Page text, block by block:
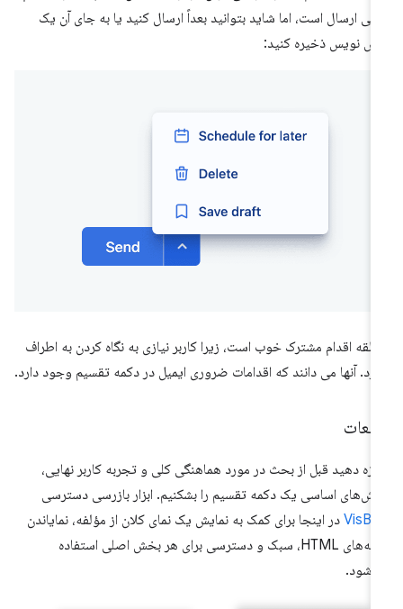
ارسال است، اما شاید بتوانید بعداً ارسال کنید یا به جای آن یک
نویس ذخیره کنید:
اقدام مشترک خوب است، زیرا کاربر نیازی به نگاه کردن به اطراف
آنها می دانند که اقدامات ضروری ایمیل در دکمه تقسیم وجود دارد.
دهید قبل از بحث در مورد هماهنگی کلی و تجربه کاربر نهایی،
اساسی یک دکمه تقسیم را بشکنیم. ابزار بازرسی دسترسی
در اینجا برای کمک به نمایش یک نمای کلان از مؤلفه، نمایاندن
جنبه‌های HTML، سبک و دسترسی برای هر بخش اصلی استفاده